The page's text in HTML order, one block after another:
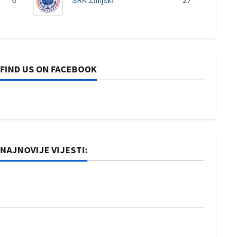
FIND US ON FACEBOOK
NAJNOVIJE VIJESTI: